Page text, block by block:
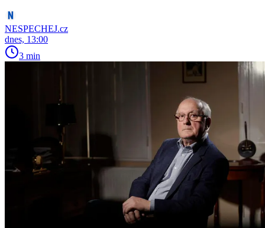
NESPECHEJ.cz
dnes, 13:00
3 min